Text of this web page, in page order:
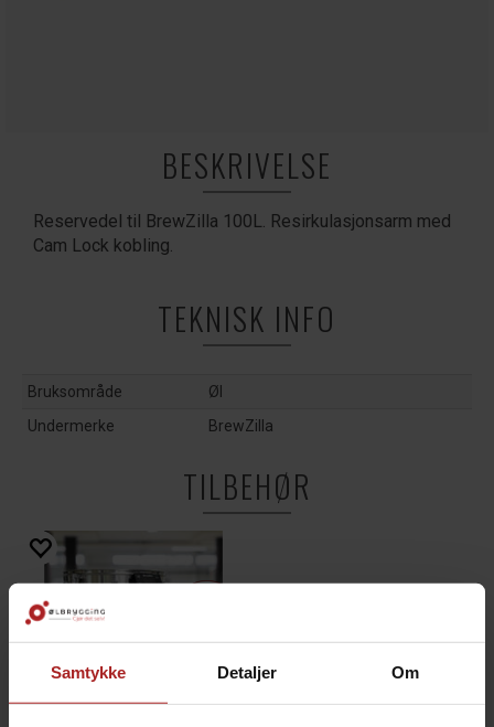
Samtykke Detaljer Om
BESKRIVELSE
Reservedel til BrewZilla 100L. Resirkulasjonsarm med
Cam Lock kobling.
TEKNISK INFO
Bruksområde
Øl
Undermerke
BrewZilla
TILBEHØR